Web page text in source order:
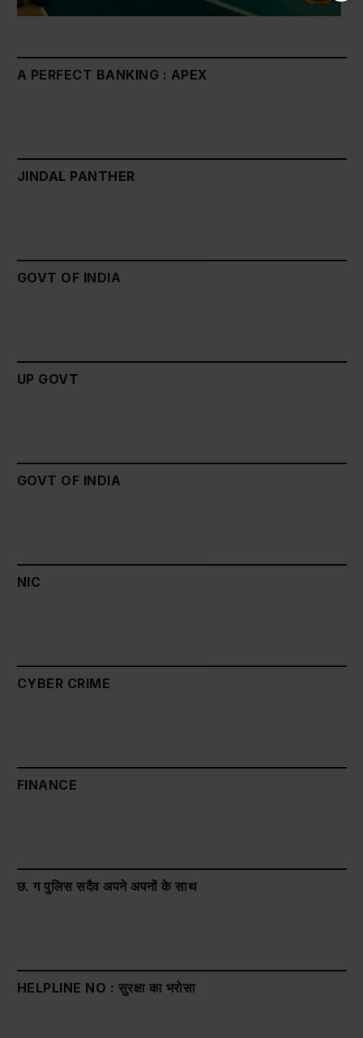
A PERFECT BANKING : APEX
JINDAL PANTHER
GOVT OF INDIA
UP GOVT
GOVT OF INDIA
NIC
CYBER CRIME
FINANCE
छ. ग पुलिस सदैव अपने अपनों के साथ
HELPLINE NO : सुरक्षा का भरोसा